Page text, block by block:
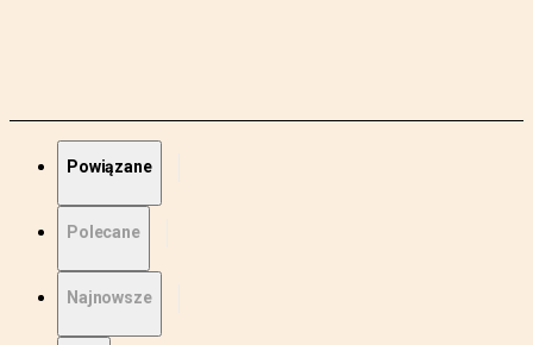
Powiązane
Polecane
Najnowsze